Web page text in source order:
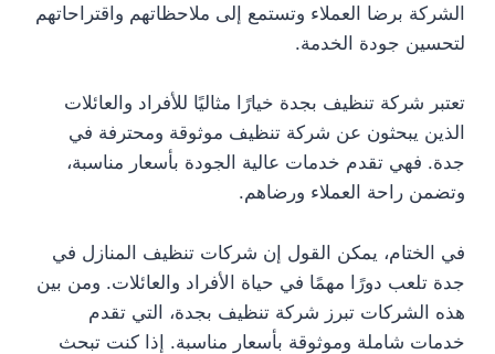
الشركة برضا العملاء وتستمع إلى ملاحظاتهم واقتراحاتهم
لتحسين جودة الخدمة.
تعتبر شركة تنظيف بجدة خيارًا مثاليًا للأفراد والعائلات
الذين يبحثون عن شركة تنظيف موثوقة ومحترفة في
جدة. فهي تقدم خدمات عالية الجودة بأسعار مناسبة،
وتضمن راحة العملاء ورضاهم.
في الختام، يمكن القول إن شركات تنظيف المنازل في
جدة تلعب دورًا مهمًا في حياة الأفراد والعائلات. ومن بين
هذه الشركات تبرز شركة تنظيف بجدة، التي تقدم
خدمات شاملة وموثوقة بأسعار مناسبة. إذا كنت تبحث